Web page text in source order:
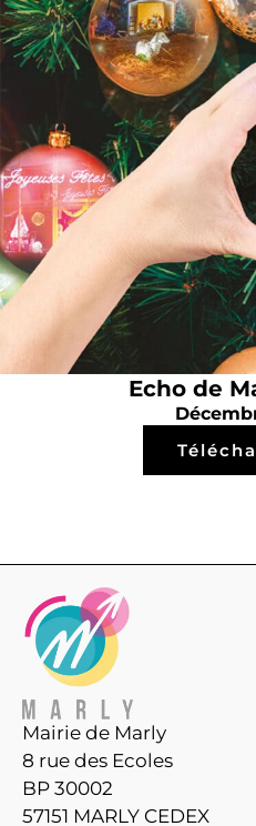
Echo de
Mairie de Marly
8 rue des Ecoles
BP 30002
57151 MARLY CEDEX